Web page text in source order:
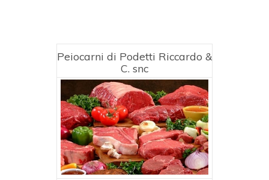
Peiocarni di Podetti Riccardo &
C. snc